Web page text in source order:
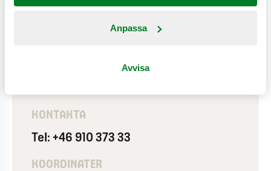
Anpassa
Avvisa
KONTAKTA
Tel: +46 910 373 33
KOORDINATER